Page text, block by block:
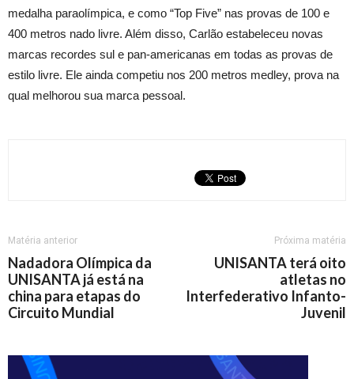
medalha paraolímpica, e como “Top Five” nas provas de 100 e
400 metros nado livre. Além disso, Carlão estabeleceu novas
marcas recordes sul e pan-americanas em todas as provas de
estilo livre. Ele ainda competiu nos 200 metros medley, prova na
qual melhorou sua marca pessoal.
Matéria anterior
Nadadora Olímpica da
UNISANTA já está na
china para etapas do
Circuito Mundial
Próxima matéria
UNISANTA terá oito
atletas no
Interfederativo Infanto-
Juvenil